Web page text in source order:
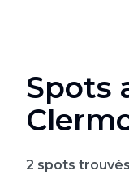
Spots
2 spots trouvés